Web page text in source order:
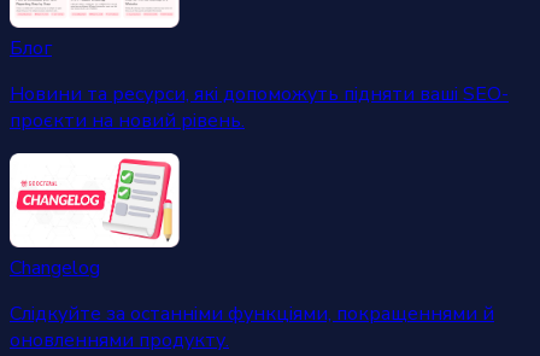
Блог
Новини та ресурси, які допоможуть підняти ваші SEO-
проєкти на новий рівень.
Changelog
Слідкуйте за останніми функціями, покращеннями й
оновленнями продукту.